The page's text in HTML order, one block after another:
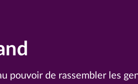
pouvoir de rassembler les